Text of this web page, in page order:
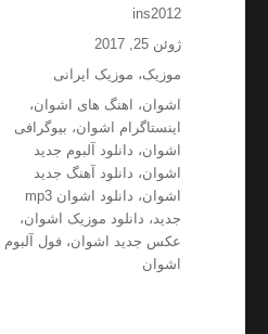
نویسنده
ins2012
ارسال
شده
ژوئن 25, 2017
دسته‌ها
موزیک، موزیک ایرانی
برچسب‌ها
اشوان، اهنگ های اشوان،
اینستاگرام اشوان، بیوگرافی
اشوان، دانلود آلبوم جدید
اشوان، دانلود آهنگ جدید
اشوان،
دانلود اشوان mp3
جدید، دانلود موزیک اشوان،
عکس جدید اشوان،فول آلبوم
اشوان